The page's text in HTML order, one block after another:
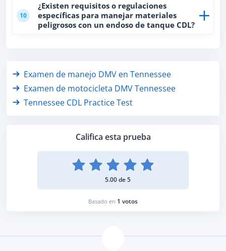
10
¿Existen requisitos o regulaciones
específicas para manejar materiales
peligrosos con un endoso de tanque CDL?
Califica esta prueba
5.00 de 5
Basado en 1 votos
Examen de manejo DMV en Tennessee
Examen de motocicleta DMV Tennessee
Tennessee CDL Practice Test